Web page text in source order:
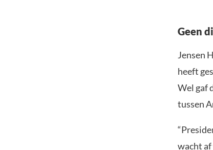
Geen
Jensen
heeft
Wel gaf
tussen
wacht